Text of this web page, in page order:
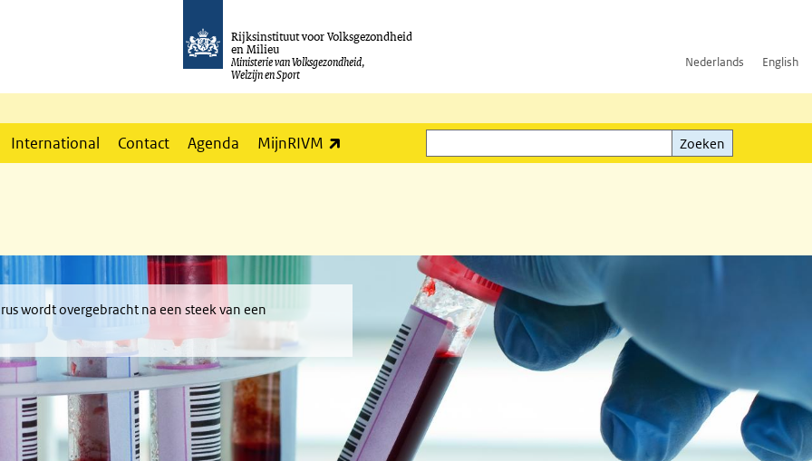
Rijksinstituut voor Volksgezondheid
en Milieu
Ministerie van Volksgezondheid,
Welzijn en Sport
Nederlands English
International Contact Agenda MijnRIVM
Zoeken
Zoeken
wordt overgebracht na een steek van een